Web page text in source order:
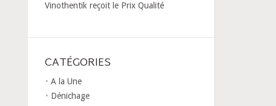
Vinothentik reçoit le Prix Qualité
CATÉGORIES
A la Une
Dénichage